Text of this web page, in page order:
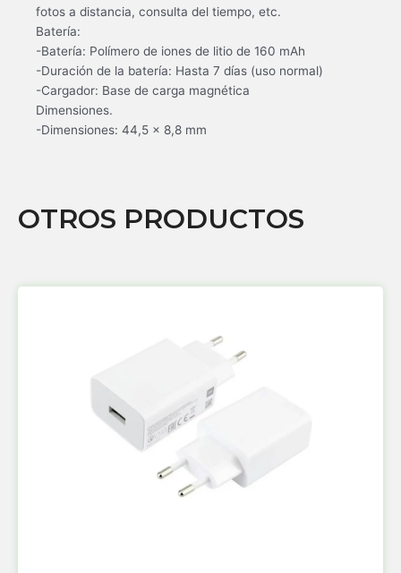
fotos a distancia, consulta del tiempo, etc.
Batería:
-Batería: Polímero de iones de litio de 160 mAh
-Duración de la batería: Hasta 7 días (uso normal)
-Cargador: Base de carga magnética
Dimensiones.
-Dimensiones: 44,5 × 8,8 mm
OTROS PRODUCTOS